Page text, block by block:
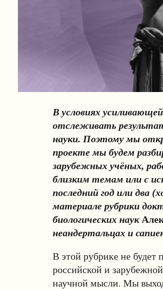
В условиях
отслеживать
науки. Поэтому мы
проекте мы будем
зарубежных учёных,
близким темам или с
последний год или два
материале рубрики
биологических наук
неандертальцах и
В этой рубрике не
российской и
научной мысли. Мы